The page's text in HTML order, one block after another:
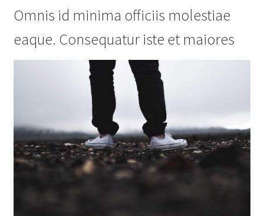
Omnis id minima officiis molestiae
eaque. Consequatur iste et maiores